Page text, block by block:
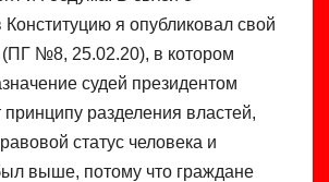
я опубликовал свой
№8, 25.02.20), в котором
судей президентом
принципу разделения властей,
статус человека и
выше, потому что граждане